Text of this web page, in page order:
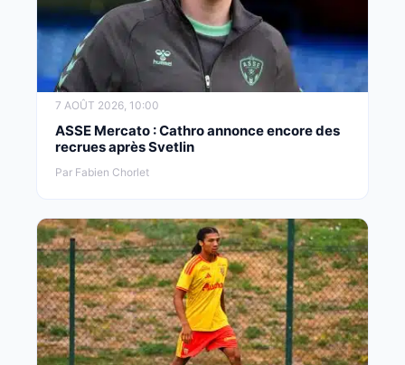
7 AOÛT 2026, 10:00
ASSE Mercato : Cathro annonce encore des
recrues après Svetlin
Par Fabien Chorlet